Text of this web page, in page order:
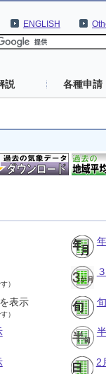
ENGLISH
説 各種申請
）
表示
）
2